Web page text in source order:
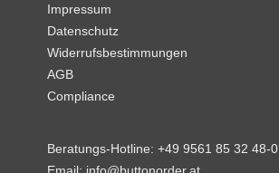
Impressum
Datenschutz
Widerrufsbestimmungen
AGB
Compliance
Beratungs-Hotline:+49 9561 85 32 48-0